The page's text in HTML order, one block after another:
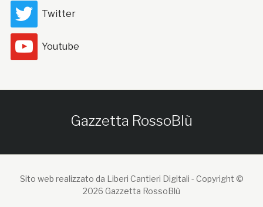
Twitter
Youtube
Gazzetta RossoBlù
Sito web realizzato da Liberi Cantieri Digitali - Copyright ©
2026 Gazzetta RossoBlù